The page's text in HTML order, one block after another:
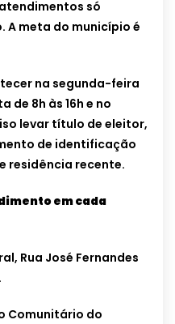
só
A meta do município é
na segunda-feira
de 8h às 16h e no
levar título de eleitor,
de identificação
residência recente.
em cada
Rua José Fernandes
Comunitário do